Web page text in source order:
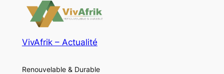
VivAfrik – Actualité
Renouvelable & Durable